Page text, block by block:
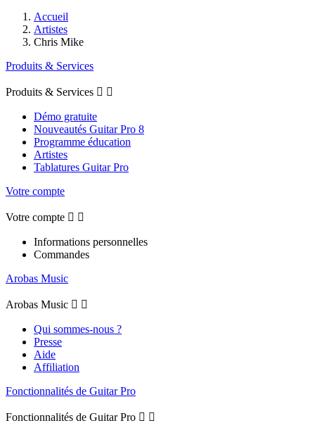
Accueil
Artistes
Chris Mike
Produits & Services
Produits & Services  
Démo gratuite
Nouveautés Guitar Pro 8
Programme éducation
Artistes
Tablatures Guitar Pro
Votre compte
Votre compte  
Informations personnelles
Commandes
Arobas Music
Arobas Music  
Qui sommes-nous ?
Presse
Aide
Affiliation
Fonctionnalités de Guitar Pro
Fonctionnalités de Guitar Pro  